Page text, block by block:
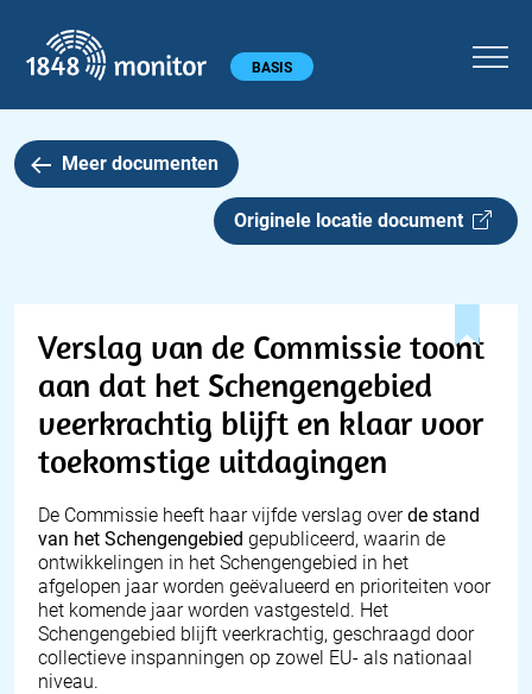
Hoofdmenu BASIS
Meer documenten
Originele locatie document
Verslag van de Commissie toont
aan dat het Schengengebied
veerkrachtig blijft en klaar voor
toekomstige uitdagingen
De Commissie heeft haar vijfde verslag overde stand
van het Schengengebied gepubliceerd, waarin de
ontwikkelingen in het Schengengebied in het
afgelopen jaar worden geëvalueerd en prioriteiten voor
het komende jaar worden vastgesteld. Het
Schengengebied blijft veerkrachtig, geschraagd door
collectieve inspanningen op zowel EU- als nationaal
niveau.